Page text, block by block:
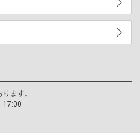
ます。
17:00